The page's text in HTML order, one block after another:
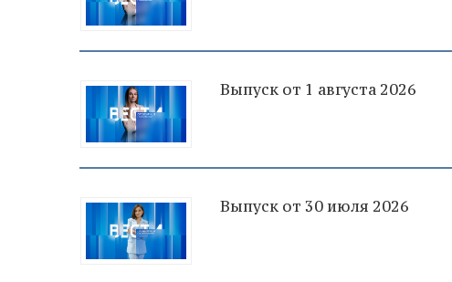
Выпуск от 1 августа 2026
Выпуск от 30 июля 2026